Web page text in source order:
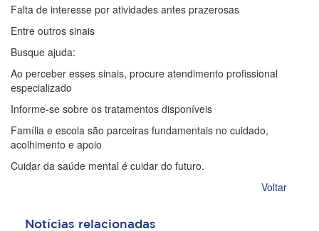
Falta de interesse por atividades antes prazerosas
Entre outros sinais
Busque ajuda:
Ao perceber esses sinais, procure atendimento profissional
especializado
Informe-se sobre os tratamentos disponíveis
Família e escola são parceiras fundamentais no cuidado,
acolhimento e apoio
Cuidar da saúde mental é cuidar do futuro.
Voltar
Notícias relacionadas